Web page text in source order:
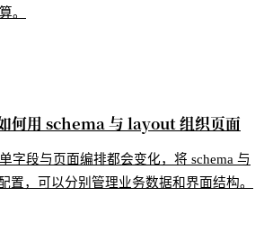
。
何用 schema 与 layout 组织页面
字段与页面编排都会变化，将 schema 与
置，可以分别管理业务数据和界面结构。